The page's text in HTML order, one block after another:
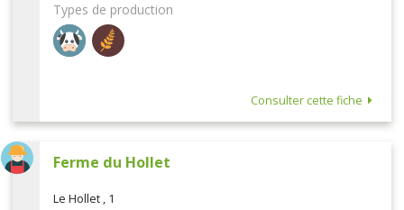
Types de production
Consulter cette fiche
Ferme du Hollet
Le Hollet , 1